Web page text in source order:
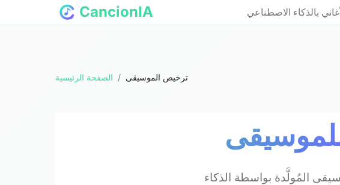
CancionIA بالذكاء الاصطناعي
الصفحة الرئيسية / ترخيص الموسيقى
المُولَّدة بواسطة الذكاء